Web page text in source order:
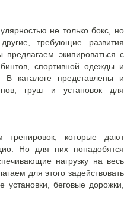
не только бокс, но
требующие развития
экипироваться с
спортивной одежды и
каталоге представлены и
груш и установок для
тренировок, которые дают
Но для них понадобятся
нагрузку на весь
для этого задействовать
установки, беговые дорожки,